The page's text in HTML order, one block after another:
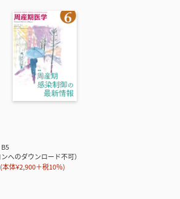
B5
へのダウンロード不可）
(本体¥2,900＋税10％)